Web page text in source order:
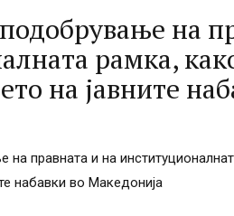
на
рамка,
на јавните
правната и на
набавки во Македонија